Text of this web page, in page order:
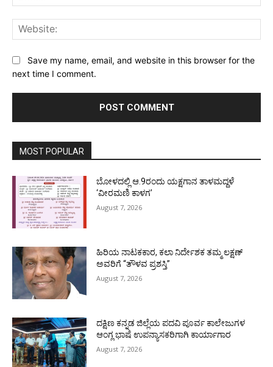
Save my name, email, and website in this browser for the
next time I comment.
MOST POPULAR
ಬೋಳದಲ್ಲಿ ಆ.9ರಂದು ಯಕ್ಷಗಾನ ತಾಳಮದ್ದಳೆ
‘ವೀರಮಣಿ ಕಾಳಗ’
August 7, 2026
ಹಿರಿಯ ನಾಟಕಕಾರ, ಕಲಾ ನಿರ್ದೇಶಕ ತಮ್ಮ ಲಕ್ಷಣ್
ಅವರಿಗೆ “ತೌಳವ ಪ್ರಶಸ್ತಿ”
August 7, 2026
ದಕ್ಷಿಣ ಕನ್ನಡ ಜಿಲ್ಲೆಯ ಪದವಿ ಪೂರ್ವ ಕಾಲೇಜುಗಳ
ಆಂಗ್ಲ ಭಾಷೆ ಉಪನ್ಯಾಸಕರಿಗಾಗಿ ಕಾರ್ಯಾಗಾರ
August 7, 2026